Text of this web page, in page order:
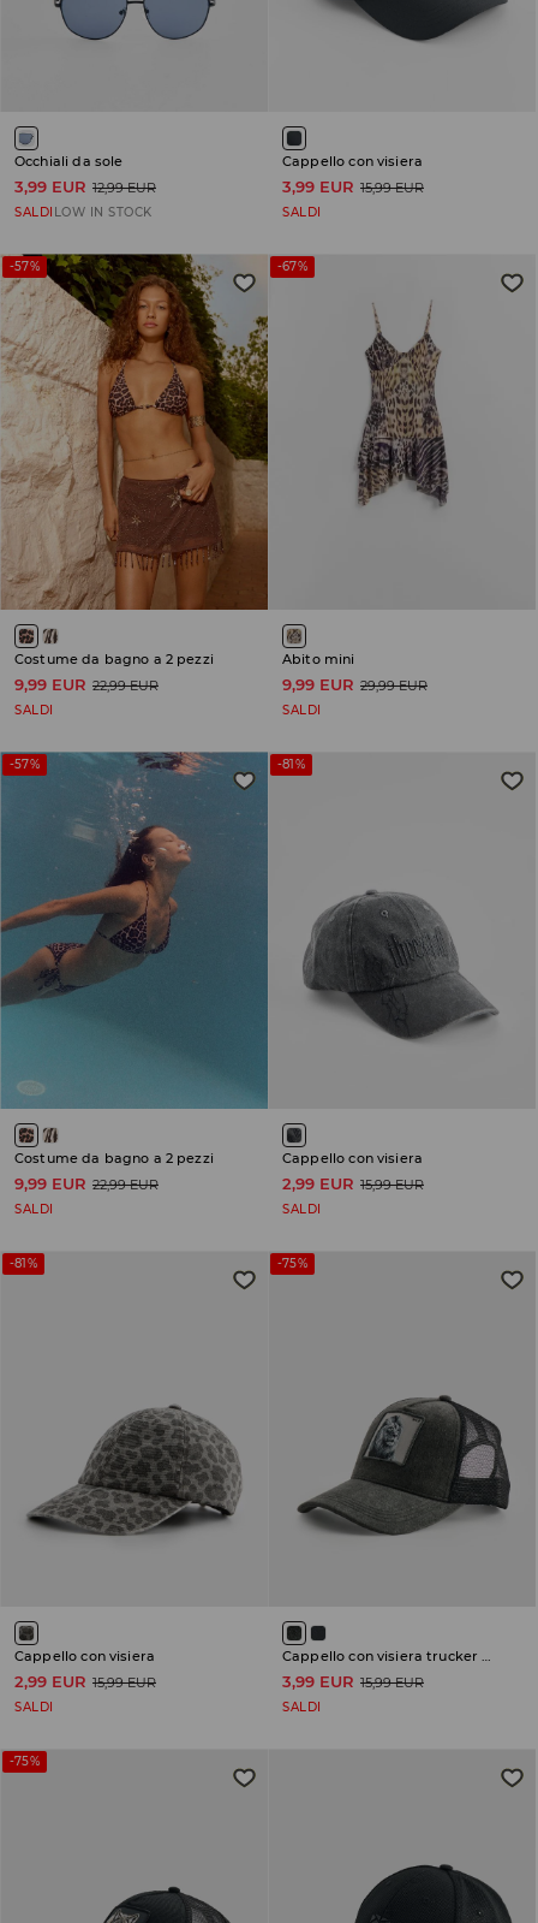
Occhiali da sole
3,99 EUR 12,99 EUR
SALDI LOW IN STOCK
Cappello con visiera
3,99 EUR 15,99 EUR
SALDI
-57%
Costume da bagno a 2 pezzi
9,99 EUR 22,99 EUR
SALDI
-67%
Abito mini
9,99 EUR 29,99 EUR
SALDI
-57%
Costume da bagno a 2 pezzi
9,99 EUR 22,99 EUR
SALDI
-81%
Cappello con visiera
2,99 EUR 15,99 EUR
SALDI
-81%
Cappello con visiera
2,99 EUR 15,99 EUR
SALDI
-75%
Cappello con visiera trucker hat
3,99 EUR 15,99 EUR
SALDI
-75%